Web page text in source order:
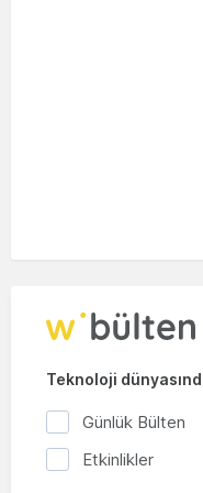
Teknoloji
Günlük Bülten
Etkinlikler